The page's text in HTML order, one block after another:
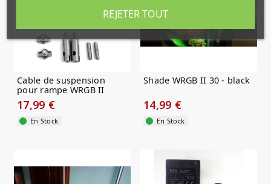
Cable de suspension
pour rampe WRGB II
Chihiros
17,99 €
En Stock
Shade WRGB II 30 - black
14,99 €
En Stock
REJETER TOUT